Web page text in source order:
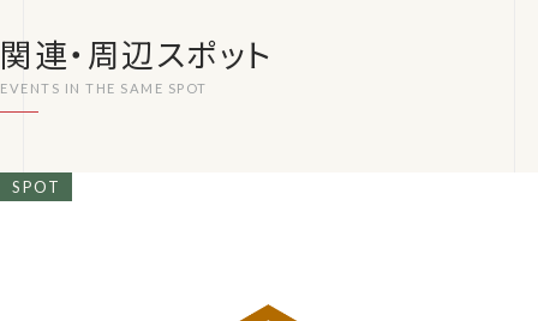
関連・周辺スポット